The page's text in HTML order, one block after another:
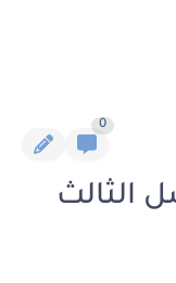
0
الثالث